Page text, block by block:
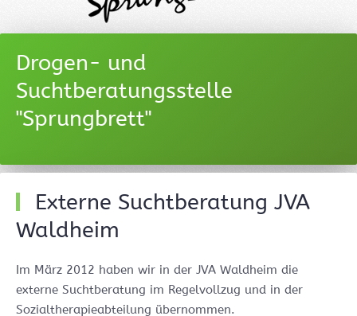
Drogen- und
Suchtberatungsstelle
"Sprungbrett"
Externe Suchtberatung JVA
Waldheim
Im März 2012 haben wir in der JVA Waldheim die
externe Suchtberatung im Regelvollzug und in der
Sozialtherapieabteilung übernommen.